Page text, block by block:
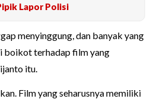
Lapor Polisi
menyinggung, dan banyak yang
boikot terhadap film yang
itu.
Film yang seharusnya memiliki